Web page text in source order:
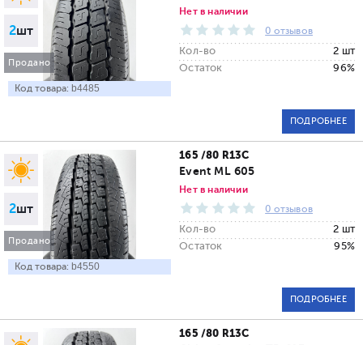
Сезон
Все
Количество
Все
ПОДОБРАТЬ
2шт
Продано
Код товара: b4485
Нет в наличии
0 отзывов
Кол-во
2 шт
Остаток
96%
ПОДРОБНЕЕ
2шт
Продано
Код товара: b4550
165 /80 R13C
Event ML 605
Нет в наличии
0 отзывов
Кол-во
2 шт
Остаток
95%
ПОДРОБНЕЕ
165 /80 R13C